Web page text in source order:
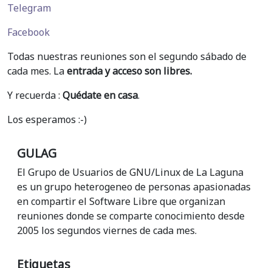
Telegram
Facebook
Todas nuestras reuniones son el segundo sábado de
cada mes. Laentrada y acceso son libres.
Y recuerda : Quédate en casa.
Los esperamos :-)
GULAG
El Grupo de Usuarios de GNU/Linux de La Laguna
es un grupo heterogeneo de personas apasionadas
en compartir el Software Libre que organizan
reuniones donde se comparte conocimiento desde
2005 los segundos viernes de cada mes.
Etiquetas